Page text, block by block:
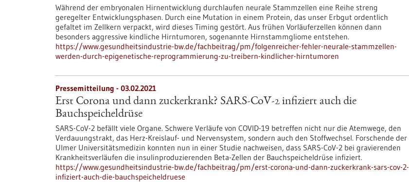
Während der embryonalen Hirnentwicklung durchlaufen neurale Stammzellen eine Reihe streng
geregelter Entwicklungsphasen. Durch eine Mutation in einem Protein, das unser Erbgut ordentlich
gefaltet im Zellkern verpackt, wird dieses Timing gestört. Aus frühen Vorläuferzellen können dann
besonders aggressive kindliche Hirntumoren, sogenannte Hirnstammgliome entstehen.
https://www.gesundheitsindustrie-bw.de/fachbeitrag/pm/folgenreicher-fehler-neurale-stammzellen-
werden-durch-epigenetische-reprogrammierung-zu-treibern-kindlicher-hirntumoren
Pressemitteilung - 03.02.2021
Erst Corona und dann zuckerkrank? SARS-CoV-2 infiziert auch die
Bauchspeicheldrüse
SARS-CoV-2 befällt viele Organe. Schwere Verläufe von COVID-19 betreffen nicht nur die Atemwege, den
Verdauungstrakt, das Herz-Kreislauf- und Nervensystem, sondern auch den Stoffwechsel. Forschende der
Ulmer Universitätsmedizin konnten nun in einer Studie nachweisen, dass SARS-CoV-2 bei gravierenden
Krankheitsverläufen die insulinproduzierenden Beta-Zellen der Bauchspeicheldrüse infiziert.
https://www.gesundheitsindustrie-bw.de/fachbeitrag/pm/erst-corona-und-dann-zuckerkrank-sars-cov-2-
infiziert-auch-die-bauchspeicheldruese